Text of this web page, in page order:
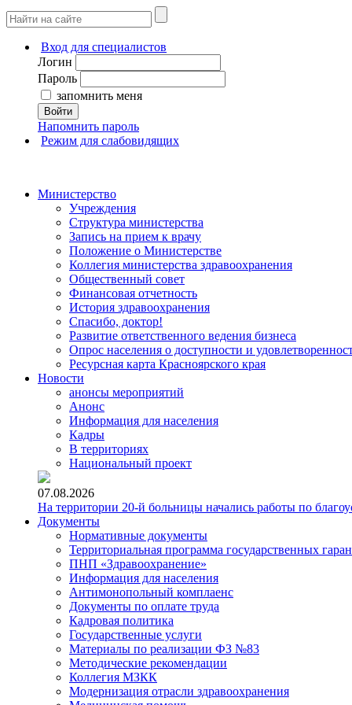
Вход для специалистов
Логин
Пароль
запомнить меня
Войти
Напомнить пароль
Режим для слабовидящих
Министерство
Учреждения
Структура министерства
Запись на прием к врачу
Положение о Министерстве
Коллегия министерства здравоохранения
Общественный совет
Финансовая отчетность
История здравоохранения
Спасибо, доктор!
Развитие ответственного ведения бизнеса
Опрос населения о доступности и
Ресурсная карта Красноярского края
Новости
анонсы мероприятий
Анонс
Информация для населения
Кадры
В территориях
Национальный проект
07.08.2026
На территории 20-й больницы начались работы по
Документы
Нормативные документы
Территориальная программа государственных
ПНП «Здравоохранение»
Информация для населения
Антимонопольный комплаенс
Документы по оплате труда
Кадровая политика
Государственные услуги
Материалы по реализации ФЗ №83
Методические рекомендации
Коллегия МЗКК
Модернизация отрасли здравоохранения